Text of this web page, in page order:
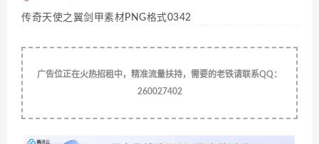
传奇天使之翼剑甲素材PNG格式0342
广告位正在火热招租中，精准流量扶持，需要的老铁请联系QQ：
260027402